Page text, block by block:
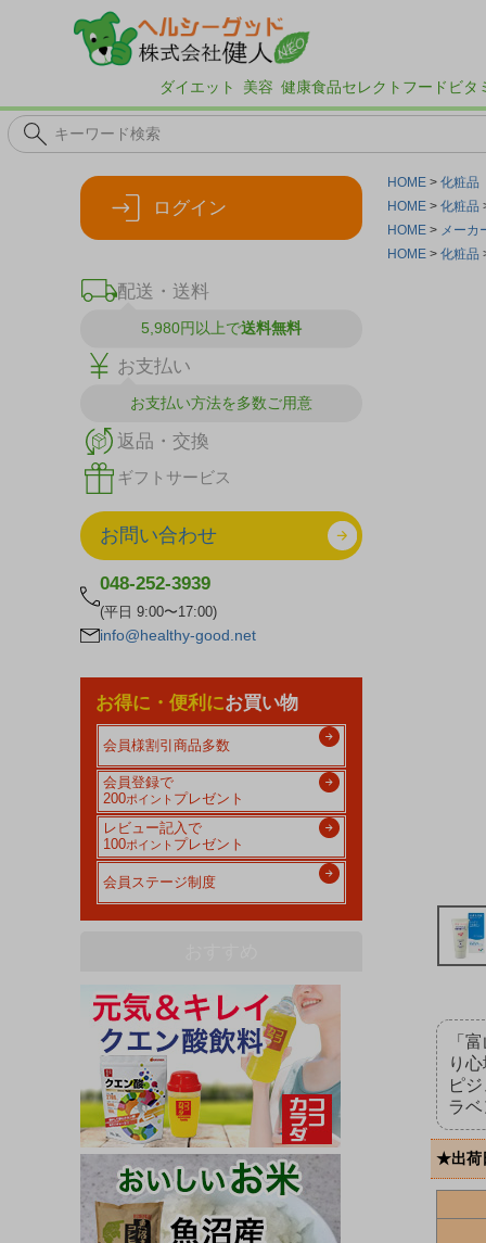
ダイエット 美容 健康食品セレクトフード ビタ
ログイン
配送・送料
5,980円以上で送料無料
お支払い
お支払い方法を多数ご用意
返品・交換
ギフトサービス
お問い合わせ
048-252-3939
(平日 9:00〜17:00)
info@healthy-good.net
お得に・便利にお買い物
会員様割引商品多数
会員登録で
200ポイント プレゼント
レビュー記入で
100ポイント プレゼント
会員ステージ制度
HOME
化粧品
HOME
化粧品
HOME
メーカ
HOME
化粧品
「
り
ピ
ラ
★出荷